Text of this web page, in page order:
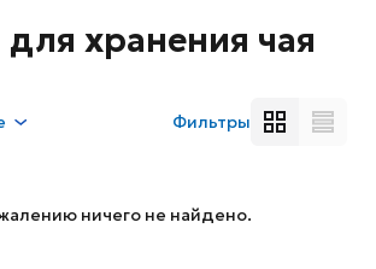
хранения чая
Фильтры
ничего не найдено.